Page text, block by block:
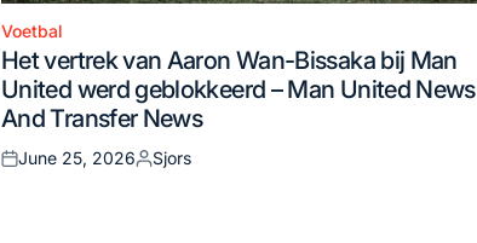
Posted
in
Voetbal
Het vertrek van Aaron Wan-Bissaka bij Man
United werd geblokkeerd – Man United News
And Transfer News
Posted
June 25, 2026
Posted
Sjors